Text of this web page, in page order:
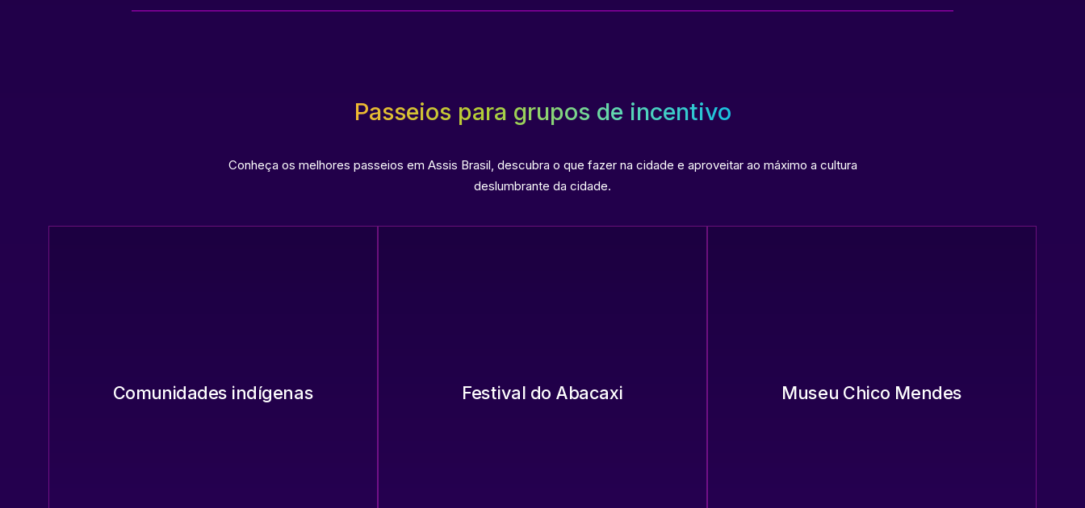
Passeios para grupos de incentivo
Conheça os melhores passeios em Assis Brasil, descubra o que fazer na cidade e aproveitar ao máximo a cultura
deslumbrante da cidade.
Comunidades indígenas Festival do Abacaxi Museu Chico Mendes